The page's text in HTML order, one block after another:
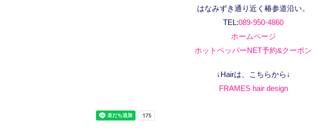
はなみずき通り近く椿参道沿い。
TEL:089-950-4860
ホームページ
ホットペッパーNET予約&クーポン
↓Hairは、こちらから↓
FRAMES hair design